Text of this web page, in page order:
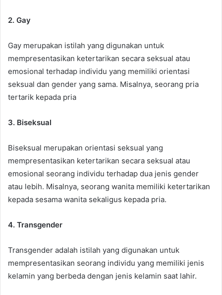
2. Gay
Gay merupakan istilah yang digunakan untuk
mempresentasikan ketertarikan secara seksual atau
emosional terhadap individu yang memiliki orientasi
seksual dan gender yang sama. Misalnya, seorang pria
tertarik kepada pria
3. Biseksual
Biseksual merupakan orientasi seksual yang
mempresentasikan ketertarikan secara seksual atau
emosional seorang individu terhadap dua jenis gender
atau lebih. Misalnya, seorang wanita memiliki ketertarikan
kepada sesama wanita sekaligus kepada pria.
4. Transgender
Transgender adalah istilah yang digunakan untuk
mempresentasikan seorang individu yang memiliki jenis
kelamin yang berbeda dengan jenis kelamin saat lahir.